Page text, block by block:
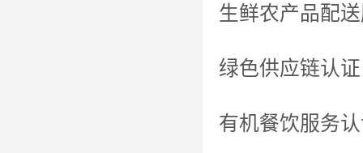
生鲜农产品配
绿色供应链认证
有机餐饮服务